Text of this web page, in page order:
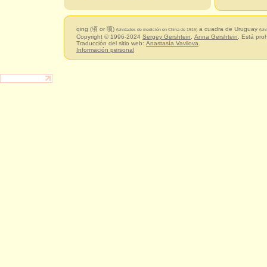
qing (頃 or 顷) (Unidades de medición en China de 1915) a cuadra de Uruguay
Copyright © 1996-2024 Sergey Gershtein Anna Gershtein . Está
Traducción del sitio web: Anastasía Vavilova
Información personal